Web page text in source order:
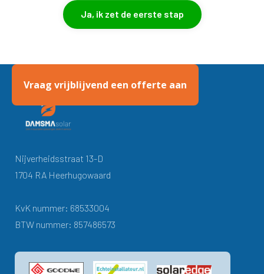
Ja, ik zet de eerste stap
Vraag vrijblijvend een offerte aan
Nijverheidsstraat 13-D
1704 RA Heerhugowaard
KvK nummer: 68533004
BTW nummer: 857486573